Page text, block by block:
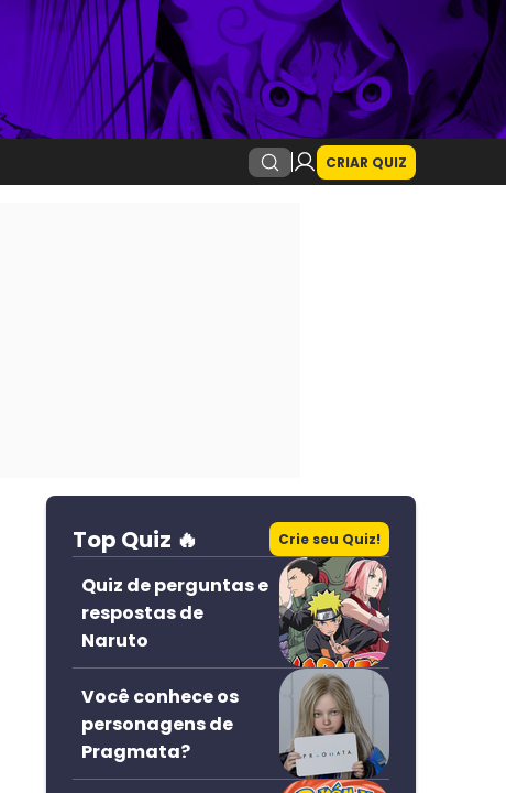
CRIAR QUIZ
Top Quiz 🔥 Crie seu Quiz!
Quiz de perguntas e
respostas de
Naruto
Você conhece os
personagens de
Pragmata?